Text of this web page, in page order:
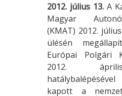
2012. július 13. A
Magyar
(KMAT) 2012.
ülésén
Európai Polgári
2012.
kapott a